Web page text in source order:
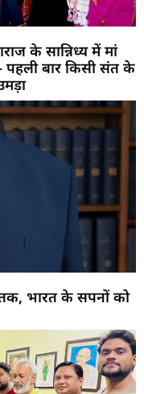
के सान्निध्य में मां
पहली बार किसी संत के
तक, भारत के सपनों को